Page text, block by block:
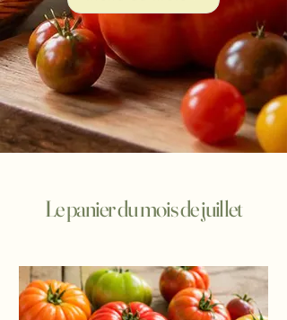
Le panier du mois de juillet